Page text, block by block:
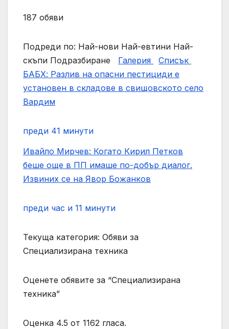
187 обяви
Подреди по: Най-нови Най-евтини Най-
скъпи Подразбиране Галерия
Списък
БАБХ: Разлив на опасни пестициди е
установен в складове в свищовското село
Вардим
преди 41 минути
Ивайло Мирчев: Когато Кирил Петков
беше още в ПП имаше по-добър диалог.
Извиних се на Явор Божанков
преди час и 11 минути
Текуща категория: Обяви за
Специализирана техника
Оценете обявите за “Специализирана
техника”
Оценка 4.5 от 1162 гласа.